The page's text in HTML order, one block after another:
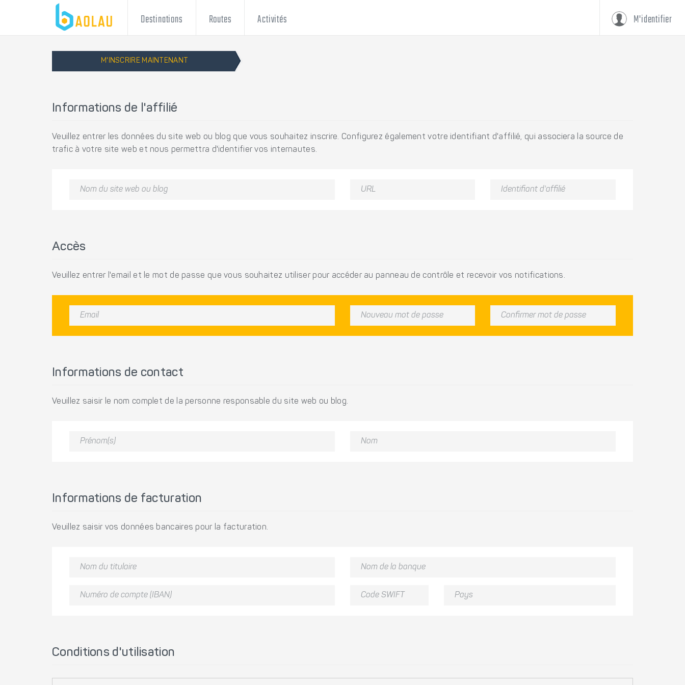
Destinations Routes Activités M'identifier
M'INSCRIRE MAINTENANT
Informations de l'affilié
Veuillez entrer les données du site web ou blog que vous souhaitez inscrire. Configurez également votre identifiant d'affilié, qui associera la source de
trafic à votre site web et nous permettra d'identifier vos internautes.
Accès
Veuillez entrer l'email et le mot de passe que vous souhaitez utiliser pour accéder au panneau de contrôle et recevoir vos notifications.
Informations de contact
Veuillez saisir le nom complet de la personne responsable du site web ou blog.
Informations de facturation
Veuillez saisir vos données bancaires pour la facturation.
Conditions d'utilisation